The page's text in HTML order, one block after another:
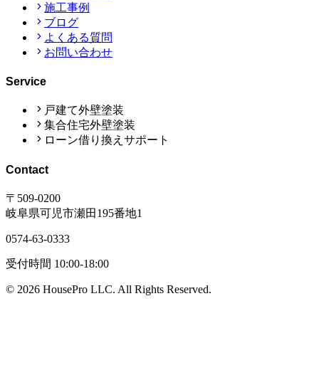
施工事例
ブログ
よくある質問
お問い合わせ
Service
戸建て外壁塗装
集合住宅外壁塗装
ローン借り換えサポート
Contact
〒509-0200
岐阜県可児市瀬田195番地1
0574-63-0333
受付時間 10:00-18:00
© 2026 HousePro LLC. All Rights Reserved.